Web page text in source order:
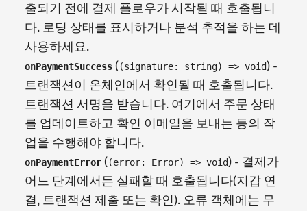
출되기 전에 결제 플로우가 시작될 때 호출됩니
다. 로딩 상태를 표시하거나 분석 추적을 하는 데
사용하세요.
onPaymentSuccess ((signature: string) => void) -
트랜잭션이 온체인에서 확인될 때 호출됩니다.
트랜잭션 서명을 받습니다. 여기에서 주문 상태
를 업데이트하고 확인 이메일을 보내는 등의 작
업을 수행해야 합니다.
onPaymentError ((error: Error) => void) - 결제가
어느 단계에서든 실패할 때 호출됩니다(지갑 연
결, 트랜잭션 제출 또는 확인). 오류 객체에는 무